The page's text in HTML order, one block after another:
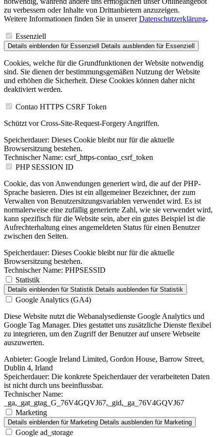
zu verbessern oder Inhalte von Drittanbietern anzuzeigen.
Weitere Informationen finden Sie in unsererDatenschutzerklärung.
Essenziell
Details einblenden für Essenziell Details ausblenden für Essenziell
Cookies, welche für die Grundfunktionen der Website notwendig
sind. Sie dienen der bestimmungsgemäßen Nutzung der Website
und erhöhen die Sicherheit. Diese Cookies können daher nicht
deaktiviert werden.
Contao HTTPS CSRF Token
Schützt vor Cross-Site-Request-Forgery Angriffen.
Speicherdauer: Dieses Cookie bleibt nur für die aktuelle
Browsersitzung bestehen.
Technischer Name: csrf_https-contao_csrf_token
PHP SESSION ID
Cookie, das von Anwendungen generiert wird, die auf der PHP-
Sprache basieren. Dies ist ein allgemeiner Bezeichner, der zum
Verwalten von Benutzersitzungsvariablen verwendet wird. Es ist
normalerweise eine zufällig generierte Zahl, wie sie verwendet wird,
kann spezifisch für die Website sein, aber ein gutes Beispiel ist die
Aufrechterhaltung eines angemeldeten Status für einen Benutzer
zwischen den Seiten.
Speicherdauer: Dieses Cookie bleibt nur für die aktuelle
Browsersitzung bestehen.
Technischer Name: PHPSESSID
Statistik
Details einblenden für Statistik Details ausblenden für Statistik
Google Analytics (GA4)
Diese Website nutzt die Webanalysedienste Google Analytics und
Google Tag Manager. Dies gestattet uns zusätzliche Dienste flexibel
zu integrieren, um den Zugriff der Benutzer auf unsere Webseite
auszuwerten.
Anbieter: Google Ireland Limited, Gordon House, Barrow Street,
Dublin 4, Irland
Speicherdauer: Die konkrete Speicherdauer der verarbeiteten Daten
ist nicht durch uns beeinflussbar.
Technischer Name:
_ga,_gat_gtag_G_76V4GQVJ67,_gid,_ga_76V4GQVJ67
Marketing
Details einblenden für Marketing Details ausblenden für Marketing
Google ad_storage